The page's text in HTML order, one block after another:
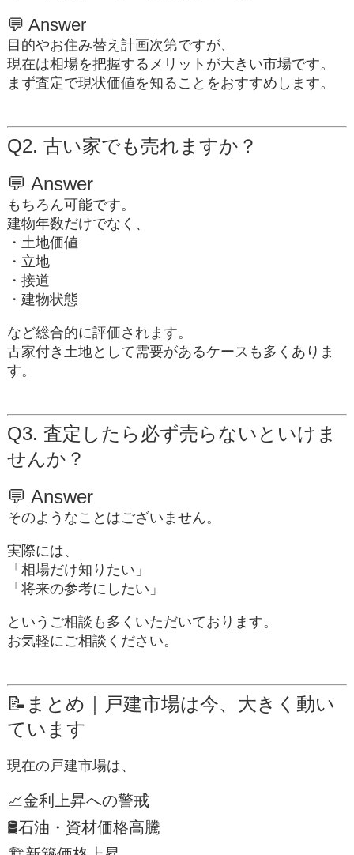
💬 Answer
目的やお住み替え計画次第ですが、
現在は相場を把握するメリットが大きい市場です。
まず査定で現状価値を知ることをおすすめします。
Q2. 古い家でも売れますか？
💬 Answer
もちろん可能です。
建物年数だけでなく、
・土地価値
・立地
・接道
・建物状態
など総合的に評価されます。
古家付き土地として需要があるケースも多くありま
す。
Q3. 査定したら必ず売らないといけま
せんか？
💬 Answer
そのようなことはございません。
実際には、
「相場だけ知りたい」
「将来の参考にしたい」
というご相談も多くいただいております。
お気軽にご相談ください。
📝まとめ｜戸建市場は今、大きく動い
ています
現在の戸建市場は、
📈金利上昇への警戒
🛢石油・資材価格高騰